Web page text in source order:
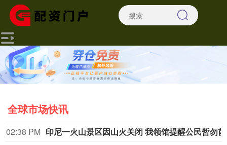
全球市场快讯
02:38 PM